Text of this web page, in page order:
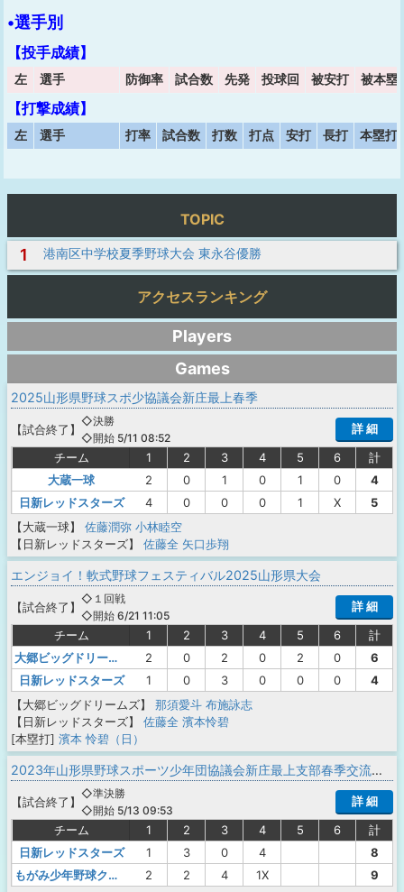
•選手別
【投手成績】
左 選手 防御率 試合数 先発 投球回 被安打 被本塁
【打撃成績】
左 選手 打率 試合数 打数 打点 安打 長打 本塁打
TOPIC
1 港南区中学校夏季野球大会 東永谷優勝
アクセスランキング
Players
Games
2025山形県野球スポ少協議会新庄最上春季
【試合終了 】
◇決勝
◇開始 5/11 08:52
詳 細
チーム 1 2 3 4 5 6
計
大蔵一球
2 0 1 0 1 0
4
日新レッドスターズ
4 0 0 0 1 X
5
【大蔵一球】
佐藤潤弥 小林睦空
【日新レッドスターズ】
佐藤全 矢口歩翔
エンジョイ！軟式野球フェスティバル2025山形県大会
【試合終了 】
◇１回戦
◇開始 6/21 11:05
詳 細
チーム 1 2 3 4 5 6
計
大郷ビッグドリームズ
2 0 2 0 2 0
6
日新レッドスターズ
1 0 3 0 0 0
4
【大郷ビッグドリームズ】
那須愛斗 布施詠志
【日新レッドスターズ】
佐藤全 濱本怜碧
[本塁打] 濱本 怜碧（日）
2023年山形県野球スポーツ少年団協議会新庄最上支部春季交流大会
【試合終了 】
◇準決勝
◇開始 5/13 09:53
詳 細
チーム 1 2 3 4 5 6
計
日新レッドスターズ
1 3 0 4
8
もがみ少年野球クラブ
2 2 4 1X 9